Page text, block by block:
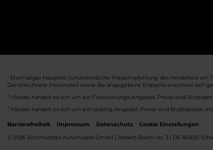
1 Ehemaliger Neupreis (Unverbindliche Preisempfehlung des Herstellers am
Der errechnete Preisvorteil sowie die angegebene Ersparnis errechnet sich
2 Hierbei handelt es sich um ein Finanzierungs-Angebot. Preise sind
3 Hierbei handelt es sich um ein Leasing-Angebot. Preise sind Bruttopreise.
Barrierefreiheit Impressum Datenschutz
Cookie Einstellungen
© 2026 Schönwetter Automobile GmbH | Robert-Bosch-Str. 3 | DE-86830